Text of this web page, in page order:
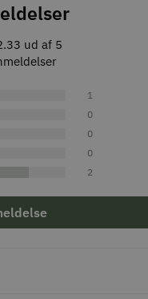
ud af 5
1
0
0
0
2